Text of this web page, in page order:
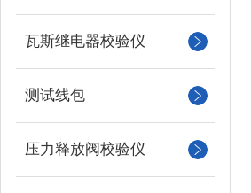
瓦斯继电器校验仪
测试线包
压力释放阀校验仪